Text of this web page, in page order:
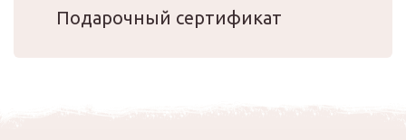
Подарочный сертификат